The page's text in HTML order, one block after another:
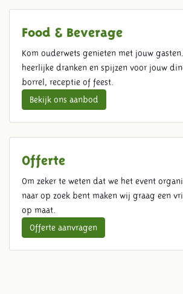
Food & Beverage
Kom ouderwets genieten met jouw
heerlijke dranken en spijzen voor jouw
borrel, receptie of feest.
Bekijk ons aanbod
Offerte
Om zeker te weten dat we het event
naar op zoek bent maken wij graag een
op maat.
Offerte aanvragen